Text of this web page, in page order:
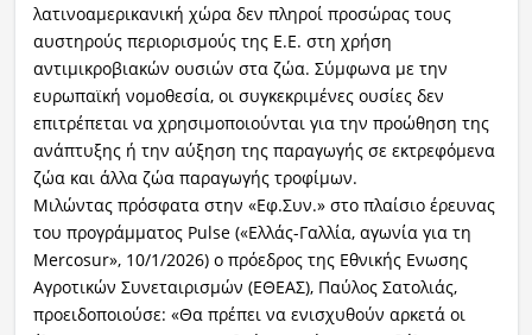
λατινοαμερικανική χώρα δεν πληροί προσώρας τους
αυστηρούς περιορισμούς της Ε.Ε. στη χρήση
αντιμικροβιακών ουσιών στα ζώα. Σύμφωνα με την
ευρωπαϊκή νομοθεσία, οι συγκεκριμένες ουσίες δεν
επιτρέπεται να χρησιμοποιούνται για την προώθηση της
ανάπτυξης ή την αύξηση της παραγωγής σε εκτρεφόμενα
ζώα και άλλα ζώα παραγωγής τροφίμων.
Μιλώντας πρόσφατα στην «Εφ.Συν.» στο πλαίσιο έρευνας
του προγράμματος Pulse («Ελλάς-Γαλλία, αγωνία για τη
Mercosur», 10/1/2026) ο πρόεδρος της Εθνικής Ενωσης
Αγροτικών Συνεταιρισμών (ΕΘΕΑΣ), Παύλος Σατολιάς,
προειδοποιούσε: «Θα πρέπει να ενισχυθούν αρκετά οι